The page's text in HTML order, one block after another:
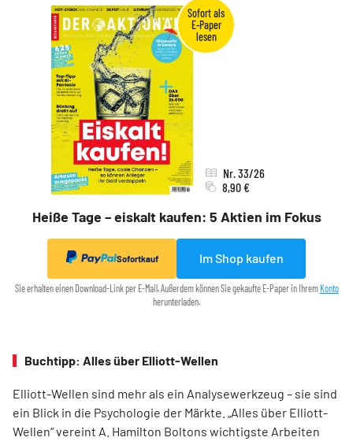
Heiße Tage – eiskalt kaufen: 5 Aktien im Fokus
Nr. 33/26
8,90 €
Sofortkauf Im Shop kaufen
Sie erhalten einen Download-Link per E-Mail. Außerdem können Sie gekaufte E-Paper in IhremKonto
herunterladen.
Buchtipp: Alles über Elliott-Wellen
Elliott-Wellen sind mehr als ein Analysewerkzeug – sie sind
ein Blick in die Psychologie der Märkte. „Alles über Elliott-
Wellen“ vereint A. Hamilton Boltons wichtigste Arbeiten